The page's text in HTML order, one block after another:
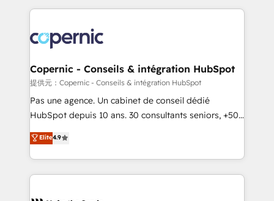
lasts. So if you're ready to become the most trusted
voice in your market, let’s talk.
HubSpot's Global Partner of the Year in 2024,
worldwide, and with over 15 years in the ecosystem,
Huble has built a track record that speaks for itself.
One company, one operating model, delivering
across offices and consulting teams in the UK, USA,
Canada, Germany, France, Belgium, Singapore, and
South Africa. Certified compliant with ISO/IEC
international offices and 175+ employees.
Copernic - Conseils & intégration HubSpot
提供元：Copernic - Conseils & intégration HubSpot
Pas une agence. Un cabinet de conseil dédié
HubSpot depuis 10 ans. 30 consultants seniors, +500
clients, un ROI mesurable. Notre mission : faire de
HubSpot un vrai levier de performance pour votre
organisation. Cela passe par la compréhension de
vos processus, la fiabilisation de vos données et
Elite4.9